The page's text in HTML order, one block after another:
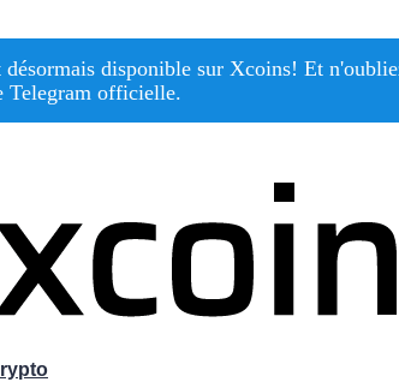
disponible sur Xcoins! Et
Telegram officielle.